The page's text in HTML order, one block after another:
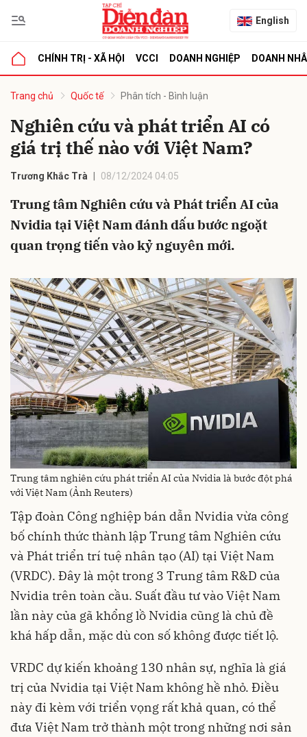
English
CHÍNH TRỊ - XÃ HỘI VCCI DOANH NGHIỆP DOANH
Trang chủ Quốc tế Phân tích - Bình luận
Nghiên cứu và phát triển AI có
giá trị thế nào với Việt Nam?
Trương Khắc Trà 08/12/2024 04:05
Trung tâm Nghiên cứu và Phát triển AI của
Nvidia tại Việt Nam đánh dấu bước ngoặt
quan trọng tiến vào kỷ nguyên mới.
Trung tâm nghiên cứu phát triển AI của Nvidia là bước đột phá
với Việt Nam (Ảnh Reuters)
Tập đoàn Công nghiệp bán dẫn Nvidia vừa công
bố chính thức thành lập Trung tâm Nghiên cứu
và Phát triển trí tuệ nhân tạo (AI) tại Việt Nam
(VRDC). Đây là một trong 3 Trung tâm R&D của
Nvidia trên toàn cầu. Suất đầu tư vào Việt Nam
lần này của gã khổng lồ Nvidia cũng là chủ đề
khá hấp dẫn, mặc dù con số không được tiết lộ.
VRDC dự kiến khoảng 130 nhân sự, nghĩa là giá
trị của Nvidia tại Việt Nam không hề nhỏ. Điều
này đi kèm với triển vọng rất khả quan, có thể
đưa Việt Nam trở thành một trong những nơi sản
luận
Hủy